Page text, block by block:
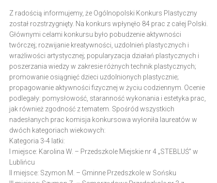
Z radością informujemy, że Ogólnopolski Konkurs Plastyczny
został rozstrzygnięty. Na konkurs wpłynęło 84 prac z całej Polski.
Głównymi celami konkursu było pobudzenie aktywności
twórczej; rozwijanie kreatywności, uzdolnień plastycznych i
wrażliwości artystycznej; popularyzacja działań plastycznych i
poszerzania wiedzy w zakresie różnych technik plastycznych;
promowanie osiągnięć dzieci uzdolnionych plastycznie;
propagowanie aktywności fizycznej w życiu codziennym. Ocenie
podlegały: pomysłowość, staranność wykonania i estetyka prac,
jak również zgodność z tematem. Spośród wszystkich
nadesłanych prac komisja konkursowa wyłoniła laureatów w
dwóch kategoriach wiekowych:
Kategoria 3-4 latki:
I miejsce: Karolina W. – Przedszkole Miejskie nr 4 „STEBLUŚ” w
Lublińcu
II miejsce: Szymon M. – Gminne Przedszkole w Sońsku